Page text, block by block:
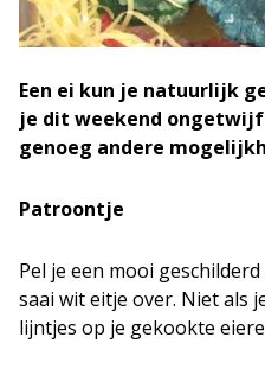
Een ei kun je natuurlijk
je dit weekend
genoeg andere
Patroontje
Pel je een mooi
saai wit eitje over. Niet als
lijntjes op je gekookte